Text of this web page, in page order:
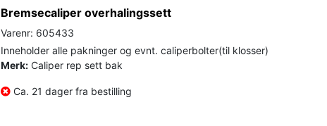
Bremsecaliper overhalingssett
Varenr: 605433
Inneholder alle pakninger og evnt. caliperbolter(til klosser)
Merk: Caliper rep sett bak
Ca. 21 dager fra bestilling